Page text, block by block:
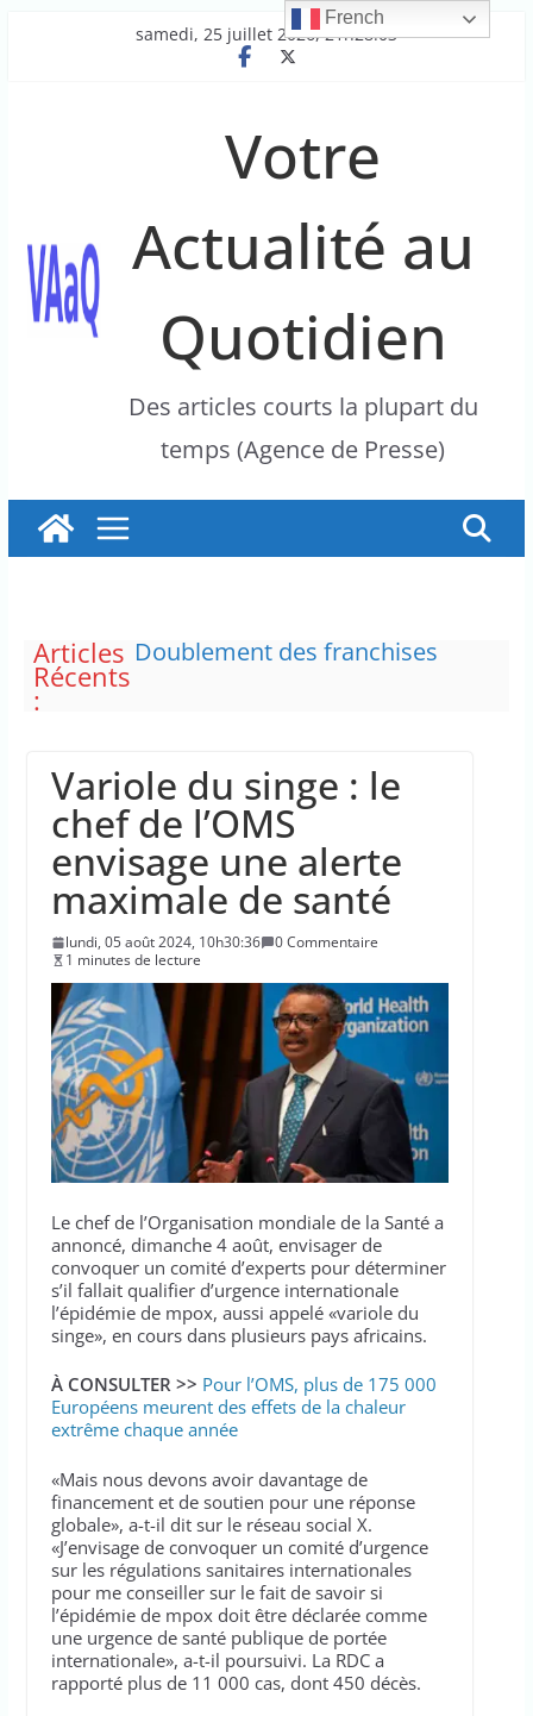
samedi, 25 juillet 2026, 21h28:03
Votre
Actualité au
Quotidien
Des articles courts la plupart du
temps (Agence de Presse)
Articles
Récents
:
Doublement des franchises
Le maire de New York, dit qu’il
n’a pas la capacité juridique
d’arrêter Benyamin Nétanyahou
L’épidémie d’Ebola a entraîné
plus de 1 000 décès en RDC et en
Ouganda
La justice dit non à la chasse
“illimitée” aux sangliers
Variole du singe : le
chef de l’OMS
envisage une alerte
maximale de santé
lundi, 05 août 2024, 10h30:36
0 Commentaire
1 minutes de lecture
Le chef de l’Organisation mondiale de la Santé a
annoncé, dimanche 4 août, envisager de
convoquer un comité d’experts pour déterminer
s’il fallait qualifier d’urgence internationale
l’épidémie de mpox, aussi appelé «variole du
singe», en cours dans plusieurs pays africains.
À CONSULTER >> Pour l’OMS, plus de 175 000
Européens meurent des effets de la chaleur
extrême chaque année
«Mais nous devons avoir davantage de
financement et de soutien pour une réponse
globale», a-t-il dit sur le réseau social X.
«J’envisage de convoquer un comité d’urgence
sur les régulations sanitaires internationales
pour me conseiller sur le fait de savoir si
l’épidémie de mpox doit être déclarée comme
une urgence de santé publique de portée
internationale», a-t-il poursuivi. La RDC a
rapporté plus de 11 000 cas, dont 450 décès.
French